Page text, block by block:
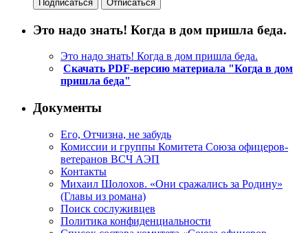
Это надо знать! Когда в дом пришла беда.
Это надо знать! Когда в дом пришла беда.
Скачать PDF-версию материала "Когда в дом
пришла беда"
Документы
Его, Отчизна, не забудь
Комиссии и группы Комитета Союза офицеров-
ветеранов ВСЧ АЭП
Контакты
Михаил Шолохов. «Они сражались за Родину»
(Главы из романа)
Поиск сослуживцев
Политика конфиденциальности